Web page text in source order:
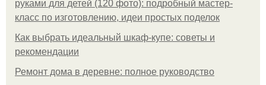
руками для детей (120 фото): подробный мастер-
класс по изготовлению, идеи простых поделок
Как выбрать идеальный шкаф-купе: советы и
рекомендации
Ремонт дома в деревне: полное руководство